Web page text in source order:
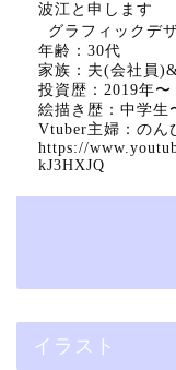
波江と申します
グラフィックデ
年齢：30代
家族：夫(会社員
投資歴：2019年〜
絵描き歴：中学生
Vtuber主婦：のん
https://
kJ3HXJQ
イラスト